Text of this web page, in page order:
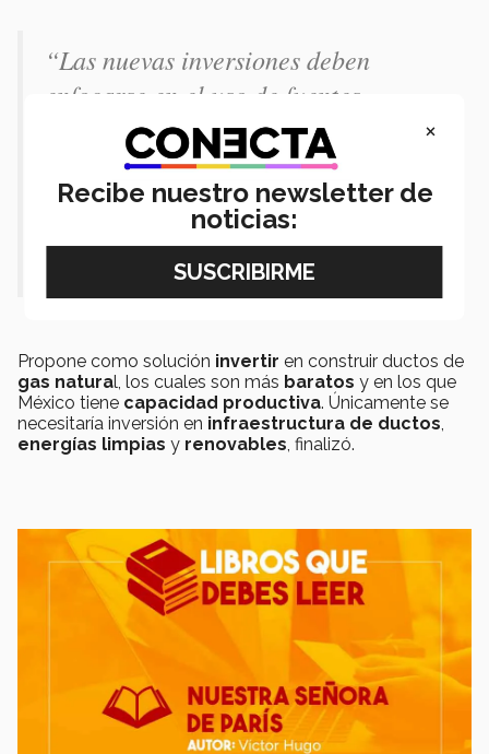
“Las nuevas inversiones deben
enfocarse en el uso de fuentes
alternativas, como calentadores
solares y energías limpias, así se
quemaría menos combustible y se
contribuiría a evitar el cambio
Propone como solución invertir en construir ductos de
gas natural, los cuales son más baratos y en los que
México tiene capacidad productiva. Únicamente se
necesitaría inversión en infraestructura de ductos,
energías limpias y renovables, finalizó.
×
Recibe nuestro newsletter de
noticias: